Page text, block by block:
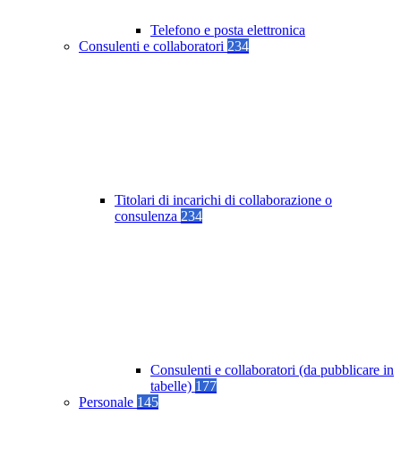
Telefono e posta elettronica
Consulenti e collaboratori 234
Titolari di incarichi di collaborazione o
consulenza 234
Consulenti e collaboratori (da pubblicare in
tabelle) 177
Personale 145